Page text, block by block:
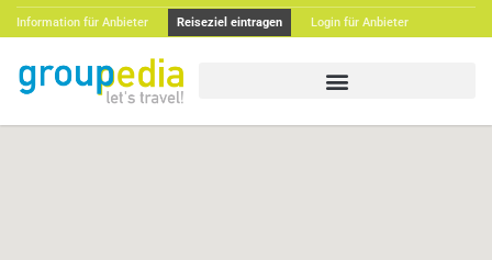
Information für Anbieter Reiseziel eintragen Login für Anbieter